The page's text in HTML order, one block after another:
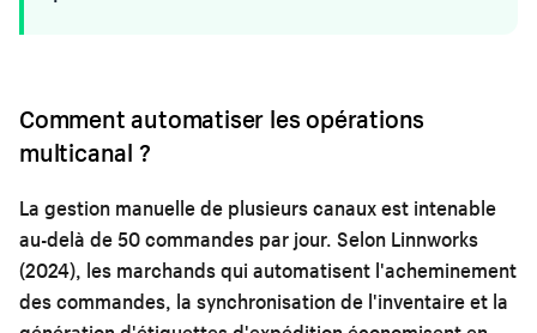
Comment automatiser les opérations
multicanal ?
La gestion manuelle de plusieurs canaux est intenable
au-delà de 50 commandes par jour. Selon Linnworks
(2024), les marchands qui automatisent l'acheminement
des commandes, la synchronisation de l'inventaire et la